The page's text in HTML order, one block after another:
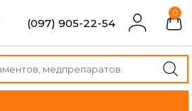
(097) 905-22-54
0